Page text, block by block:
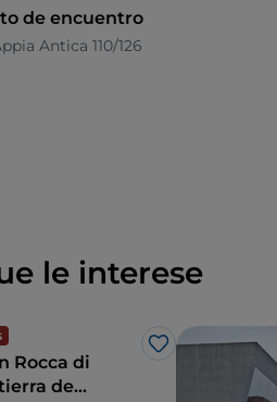
de encuentro
Antica 110/126
le interese
Me gusta
Rocca di
de